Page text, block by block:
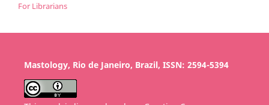
For Librarians
Mastology, Rio de Janeiro, Brazil, ISSN: 2594-5394